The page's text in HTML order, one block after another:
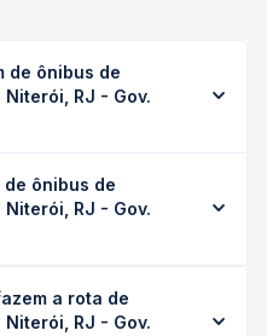
de ônibus de
Niterói, RJ - Gov.
leva em média 18h
a viação, o tipo de
ou leito) e as condições
de ônibus de
Niterói, RJ - Gov.
Silveira custa em
a data da viagem, a
a rota de
Niterói, RJ - Gov.